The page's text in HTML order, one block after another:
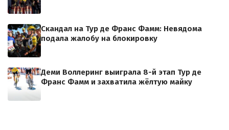
Скандал на Тур де Франс Фамм: Невядома
подала жалобу на блокировку
Деми Воллеринг выиграла 8-й этап Тур де
Франс Фамм и захватила жёлтую майку